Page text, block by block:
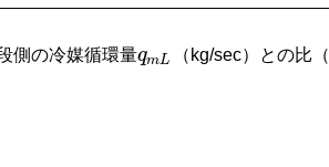
側の冷媒循環量qmL （kg/sec）との比（